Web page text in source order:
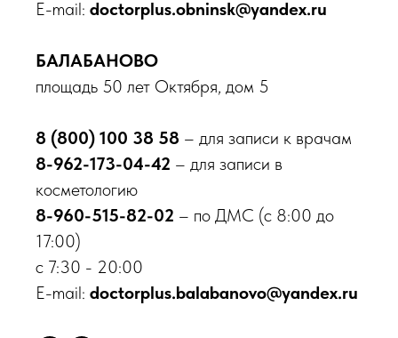
E-mail: doctorplus.obninsk@yandex.ru
БАЛАБАНОВО
площадь 50 лет Октября, дом 5
8 (800) 100 38 58 – для записи к врачам
8-962-173-04-42 – для записи в
косметологию
8-960-515-82-02 – по ДМС (с 8:00 до
17:00)
с 7:30 - 20:00
E-mail: doctorplus.balabanovo@yandex.ru
О клинике
Обнинск
Балабаново
пл. 50 лет Октября, д. 5
Бесплатный звонок по России
Врачи
Новости
Контакты
Вакансии